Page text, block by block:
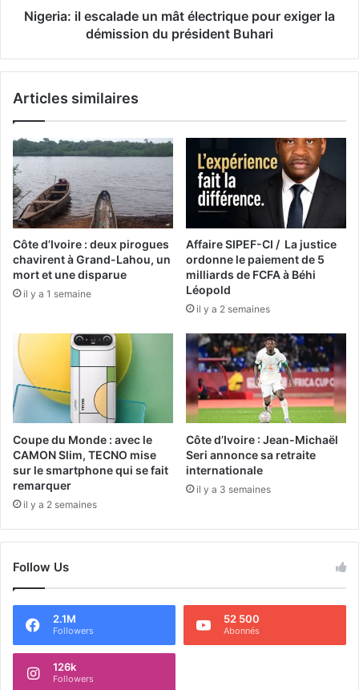
Nigeria: il escalade un mât électrique pour exiger la
démission du président Buhari
Articles similaires
Côte d’Ivoire : deux pirogues
chavirent à Grand-Lahou, un
mort et une disparue
il y a 1 semaine
Affaire SIPEF-CI / La justice
ordonne le paiement de 5
milliards de FCFA à Béhi
Léopold
il y a 2 semaines
Coupe du Monde : avec le
CAMON Slim, TECNO mise
sur le smartphone qui se fait
remarquer
il y a 2 semaines
Côte d’Ivoire : Jean-Michaël
Seri annonce sa retraite
internationale
il y a 3 semaines
Follow Us
2.1M
Followers
52 500
Abonnés
126k
Followers